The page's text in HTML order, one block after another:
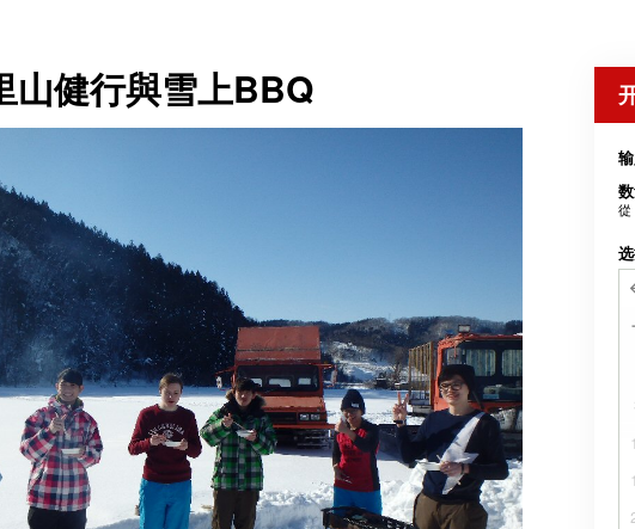
山健行與雪上BBQ
從